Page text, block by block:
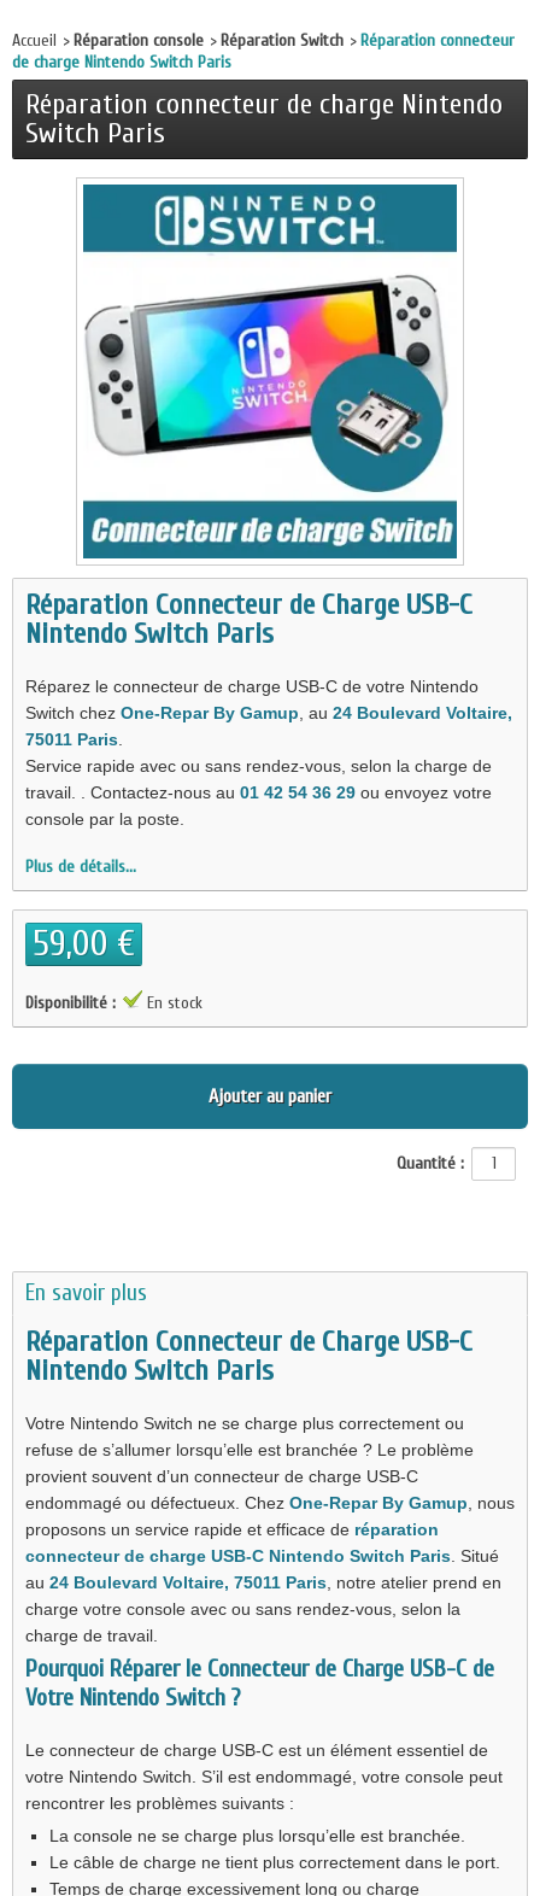
Accueil >Réparation console >Réparation Switch >Réparation connecteur
de charge Nintendo Switch Paris
Réparation connecteur de charge Nintendo
Switch Paris
Réparation Connecteur de Charge USB-C
Nintendo Switch Paris
Réparez le connecteur de charge USB-C de votre Nintendo
Switch chez One-Repar By Gamup , au 24 Boulevard Voltaire,
75011 Paris
Service rapide avec ou sans rendez-vous, selon la charge de
travail. . Contactez-nous au 01 42 54 36 29 ou envoyez votre
console par la poste.
Plus de détails...
59,00 €
Disponibilité : En stock
Ajouter au panier
Quantité :
En savoir plus
Réparation Connecteur de Charge USB-C
Nintendo Switch Paris
Votre Nintendo Switch ne se charge plus correctement ou
refuse de s’allumer lorsqu’elle est branchée ? Le problème
provient souvent d’un connecteur de charge USB-C
endommagé ou défectueux. Chez One-Repar By Gamup , nous
proposons un service rapide et efficace de réparation
connecteur de charge USB-C Nintendo Switch Paris . Situé
au 24 Boulevard Voltaire, 75011 Paris , notre atelier prend en
charge votre console avec ou sans rendez-vous, selon la
charge de travail.
Pourquoi Réparer le Connecteur de Charge USB-C de
Votre Nintendo Switch ?
Le connecteur de charge USB-C est un élément essentiel de
votre Nintendo Switch. S’il est endommagé, votre console peut
rencontrer les problèmes suivants :
La console ne se charge plus lorsqu’elle est branchée.
Le câble de charge ne tient plus correctement dans le port.
Temps de charge excessivement long ou charge